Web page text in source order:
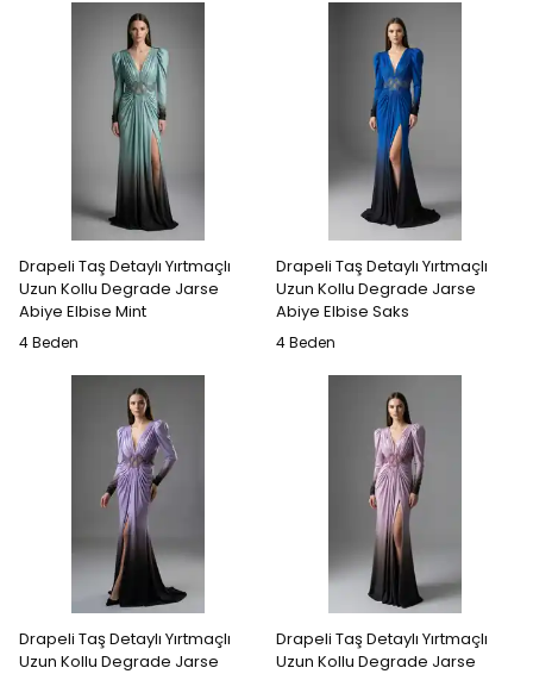
Drapeli Taş Detaylı Yırtmaçlı
Uzun Kollu Degrade Jarse
Abiye Elbise Mint
4 Beden
Drapeli Taş Detaylı Yırtmaçlı
Uzun Kollu Degrade Jarse
Abiye Elbise Saks
4 Beden
Drapeli Taş Detaylı Yırtmaçlı
Uzun Kollu Degrade Jarse
Drapeli Taş Detaylı Yırtmaçlı
Uzun Kollu Degrade Jarse